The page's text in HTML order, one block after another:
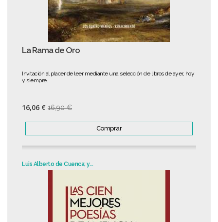
La Rama de Oro
Invitación al placer de leer mediante una selección de libros de ayer, hoy
y siempre.
16,06 € 16,90 €
Comprar
Luis Alberto de Cuenca; y...